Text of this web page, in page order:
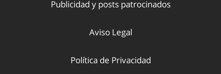
Publicidad y posts patrocinados
Aviso Legal
Política de Privacidad